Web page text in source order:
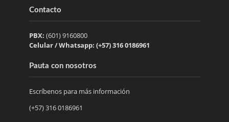
Contacto
PBX: (601) 9160800
Celular / Whatsapp: (+57) 316 0186961
Pauta con nosotros
Escríbenos para más información
(+57) 316 0186961